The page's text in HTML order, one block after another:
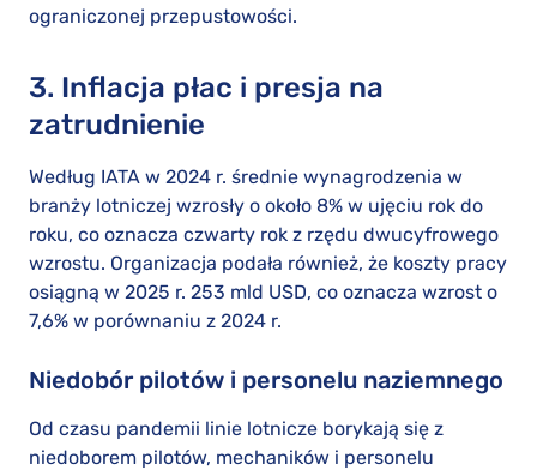
ograniczonej przepustowości.
3. Inflacja płac i presja na
zatrudnienie
Według IATA w 2024 r. średnie wynagrodzenia w
branży lotniczej wzrosły o około 8% w ujęciu rok do
roku, co oznacza czwarty rok z rzędu dwucyfrowego
wzrostu. Organizacja podała również, że koszty pracy
osiągną w 2025 r. 253 mld USD, co oznacza wzrost o
7,6% w porównaniu z 2024 r.
Niedobór pilotów i personelu naziemnego
Od czasu pandemii linie lotnicze borykają się z
niedoborem pilotów, mechaników i personelu